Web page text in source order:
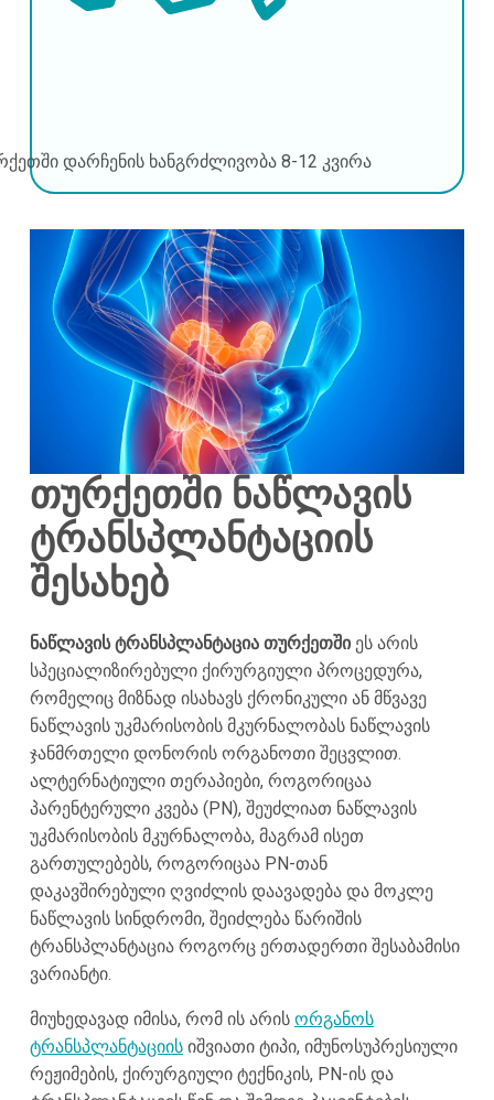
დარჩენის ხანგრძლივობა 8-12 კვირა
თურქეთში ნაწლავის
ტრანსპლანტაციის
შესახებ
ნაწლავის ტრანსპლანტაცია თურქეთშიეს არის
სპეციალიზირებული ქირურგიული პროცედურა,
რომელიც მიზნად ისახავს ქრონიკული ან მწვავე
ნაწლავის უკმარისობის მკურნალობას ნაწლავის
ჯანმრთელი დონორის ორგანოთი შეცვლით.
ალტერნატიული თერაპიები, როგორიცაა
პარენტერული კვება (PN), შეუძლიათ ნაწლავის
უკმარისობის მკურნალობა, მაგრამ ისეთ
გართულებებს, როგორიცაა PN-თან
დაკავშირებული ღვიძლის დაავადება და მოკლე
ნაწლავის სინდრომი, შეიძლება წარიშის
ტრანსპლანტაცია როგორც ერთადერთი შესაბამისი
ვარიანტი.
მიუხედავად იმისა, რომ ის არის ორგანოს
ტრანსპლანტაციისიშვიათი ტიპი, იმუნოსუპრესიული
რეჟიმების, ქირურგიული ტექნიკის, PN-ის და